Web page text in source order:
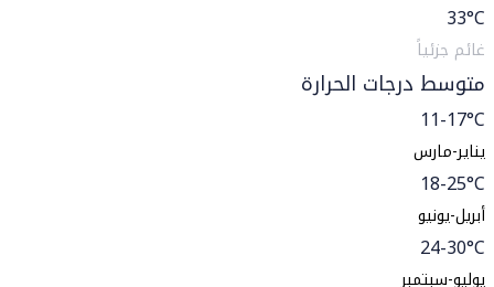
33°C
غائم جزئياً
متوسط درجات الحرارة
11-17°C
يناير-مارس
18-25°C
أبريل-يونيو
24-30°C
يوليو-سبتمبر